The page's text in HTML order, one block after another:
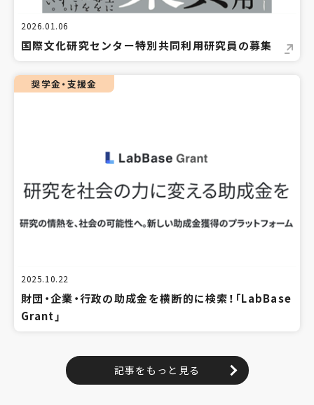
2026.01.06
国際文化研究センター特別共同利用研究員の募集
奨学金・支援金
2025.10.22
財団・企業・行政の助成金を横断的に検索！「LabBase
Grant」
記事をもっと見る